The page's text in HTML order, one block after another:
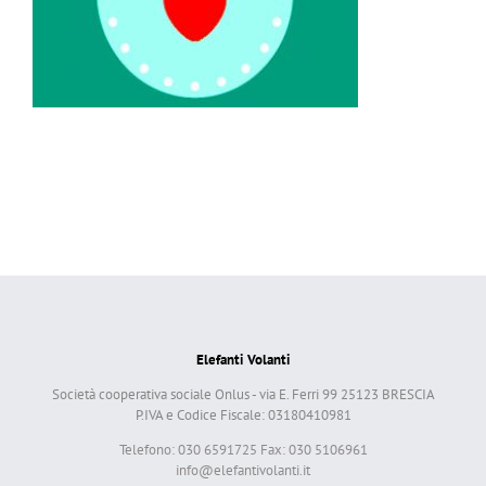
Elefanti Volanti
Società cooperativa sociale Onlus - via E. Ferri 99 25123 BRESCIA
P.IVA e Codice Fiscale: 03180410981
Telefono: 030 6591725 Fax: 030 5106961
info@elefantivolanti.it